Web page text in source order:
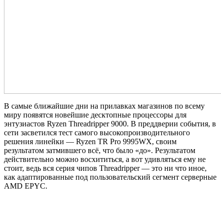
В самые ближайшие дни на прилавках магазинов по всему
миру появятся новейшие десктопные процессоры для
энтузиастов Ryzen Threadripper 9000. В преддверии события, в
сети засветился тест самого высокопроизводительного
решения линейки — Ryzen TR Pro 9995WX, своим
результатом затмившего всё, что было «до». Результатом
действительно можно восхититься, а вот удивляться ему не
стоит, ведь вся серия чипов Threadripper — это ни что иное,
как адаптированные под пользовательский сегмент серверные
AMD EPYC.